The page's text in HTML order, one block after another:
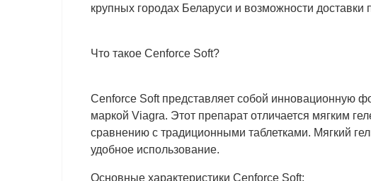
крупных городах Беларуси и возможности доставки
Что такое Cenforce Soft?
Cenforce Soft представляет собой инновационную
маркой Viagra. Этот препарат отличается мягким
сравнению с традиционными таблетками. Мягкий
удобное использование.
Основные характеристики Cenforce Soft: